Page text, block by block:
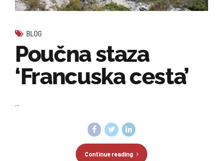
BLOG
Poučna staza
‘Francuska cesta’
...
Continue reading